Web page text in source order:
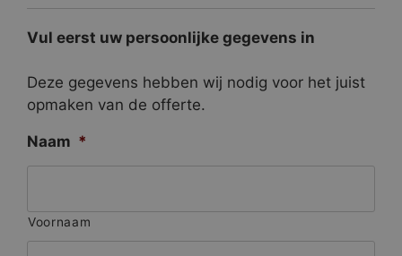
Vul eerst uw persoonlijke gegevens in
Deze gegevens hebben wij nodig voor het juist
opmaken van de offerte.
Naam *
Voornaam